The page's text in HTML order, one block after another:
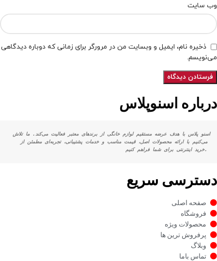
وب‌ سایت
ذخیره نام، ایمیل و وبسایت من در مرورگر برای زمانی که دوباره دیدگاهی
می‌نویسم.
درباره اسنوپلاس
خرید اینترنتی برای شما فراهم کنیم.
دسترسی سریع
صفحه اصلی
فروشگاه
محصولات ویژه
پرفروش ترین ها
وبلاگ
تماس باما